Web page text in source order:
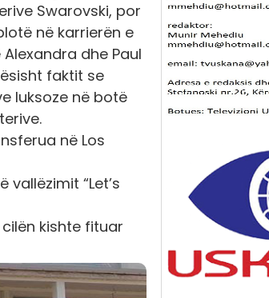
Swarovski, por
në karrierën e
dhe Paul
faktit se
luksoze në botë
në Los
“Let’s
kishte fituar